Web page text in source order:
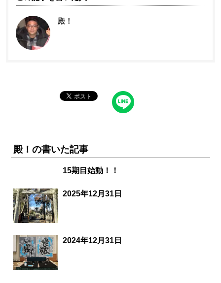
殿！
殿！の書いた記事
15期目始動！！
2025年12月31日
2024年12月31日